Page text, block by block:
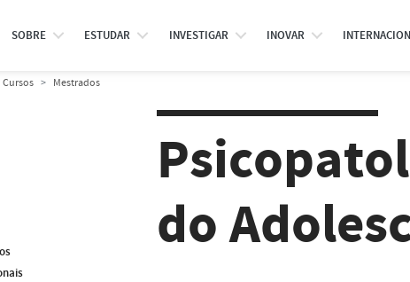
SOBRE ESTUDAR INVESTIGAR INOVAR
Cursos Mestrados
do